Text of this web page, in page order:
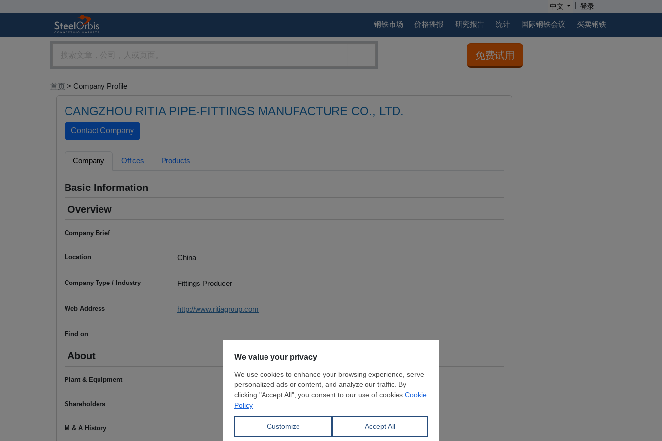
中文 | 登录
钢铁市场 价格播报 研究报告 统计 国际钢铁会议 买卖钢铁
免费试用
首页 > Company Profile
CANGZHOU RITIA PIPE-FITTINGS MANUFACTURE CO., LTD.
Company Offices Products
Basic Information
Overview
Company Brief
Location China
Company Type / Industry Fittings Producer
Web Address http://www.ritiagroup.com
Find on
About
Plant & Equipment
Shareholders
M & A History